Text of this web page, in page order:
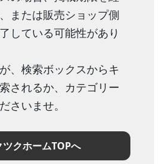
または販売ショップ側
している可能性があり
、検索ボックスからキ
されるか、カテゴリー
さいませ。
ツクホームTOPへ